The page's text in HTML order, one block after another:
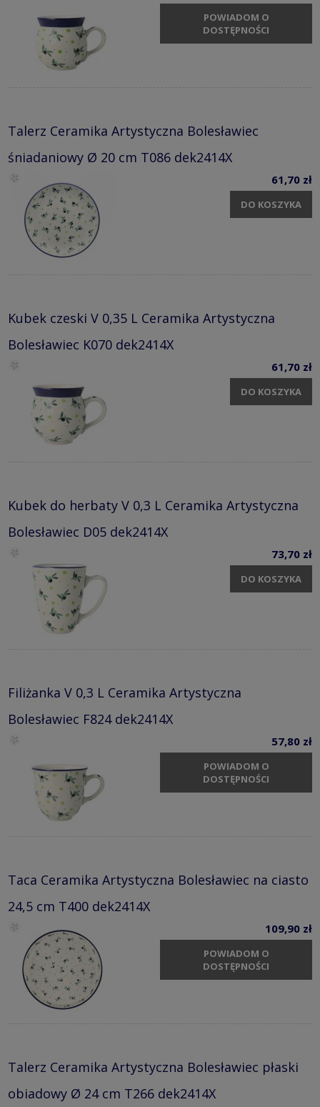
POWIADOM O
DOSTĘPNOŚCI
Talerz Ceramika Artystyczna Bolesławiec
śniadaniowy Ø 20 cm T086 dek2414X
61,70 zł
DO KOSZYKA
Kubek czeski V 0,35 L Ceramika Artystyczna
Bolesławiec K070 dek2414X
61,70 zł
DO KOSZYKA
Kubek do herbaty V 0,3 L Ceramika Artystyczna
Bolesławiec D05 dek2414X
73,70 zł
DO KOSZYKA
Filiżanka V 0,3 L Ceramika Artystyczna
Bolesławiec F824 dek2414X
57,80 zł
POWIADOM O
DOSTĘPNOŚCI
Taca Ceramika Artystyczna Bolesławiec na ciasto
24,5 cm T400 dek2414X
109,90 zł
POWIADOM O
DOSTĘPNOŚCI
Talerz Ceramika Artystyczna Bolesławiec płaski
obiadowy Ø 24 cm T266 dek2414X